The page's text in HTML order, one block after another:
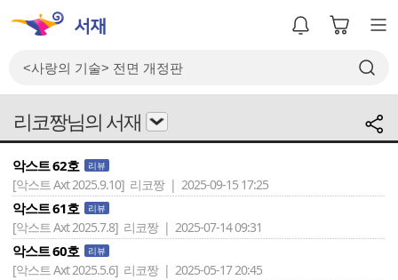
리코짱님의 서재
악스트 62호 리뷰
[악스트 Axt 2025.9.10] 리코짱 | 2025-09-15 17:25
악스트 61호 리뷰
[악스트 Axt 2025.7.8] 리코짱 | 2025-07-14 09:31
악스트 60호 리뷰
[악스트 Axt 2025.5.6] 리코짱 | 2025-05-17 20:45